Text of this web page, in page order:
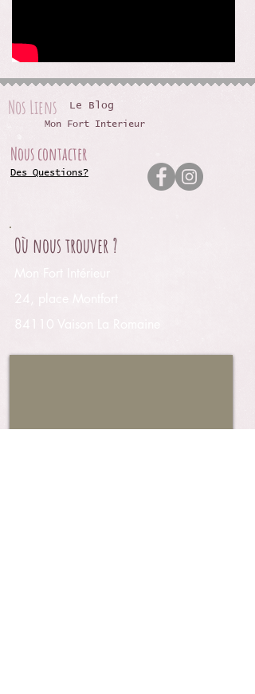
Nos Liens Le Blog
Mon Fort Interieur
Nous contacter
Des Questions?
Où nous trouver ?
24, place Montfort